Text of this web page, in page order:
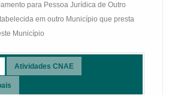
para Pessoa Jurídica de Outro
em outro Município que presta
Município
Atividades CNAE